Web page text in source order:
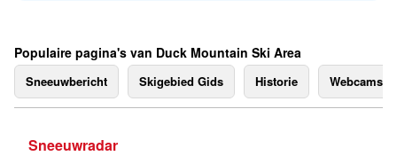
Populaire pagina's van Duck Mountain Ski Area
Sneeuwbericht Skigebied Gids Historie Webcams
Sneeuwradar